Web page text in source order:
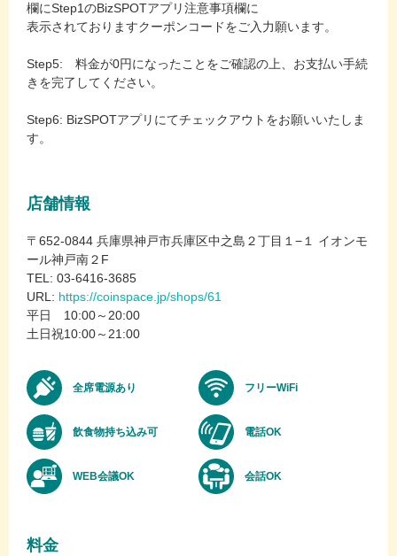
欄にStep1のBizSPOTアプリ注意事項欄に
表示されておりますクーポンコードをご入力願います。
Step5: 料金が0円になったことをご確認の上、お支払い手続
きを完了してください。
Step6: BizSPOTアプリにてチェックアウトをお願いいたしま
す。
店舗情報
〒652-0844 兵庫県神戸市兵庫区中之島２丁目１−１ イオンモ
ール神戸南２F
TEL: 03-6416-3685
URL: https://coinspace.jp/shops/61
平日 10:00～20:00
土日祝10:00～21:00
全席電源あり フリーWiFi
飲食物持ち込み可 電話OK
WEB会議OK 会話OK
料金